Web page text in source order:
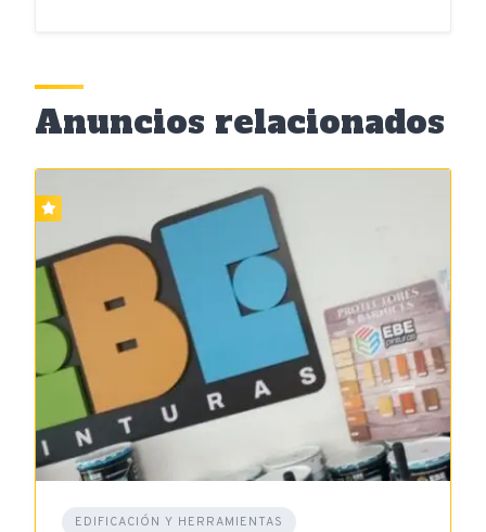
Anuncios relacionados
EDIFICACIÓN Y HERRAMIENTAS